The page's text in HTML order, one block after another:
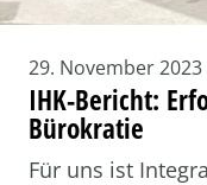
29. November 2023
IHK-Bericht:
Bürokratie
Für uns ist